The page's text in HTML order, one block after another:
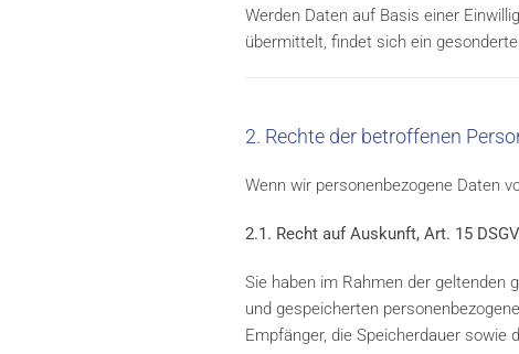
Werden Daten auf Basis einer
übermittelt, findet sich ein
2. Rechte der betroffenen
Wenn wir personenbezogene Daten
2.1. Recht auf Auskunft, Art. 15
Sie haben im Rahmen der geltenden
und gespeicherten
Empfänger, die Speicherdauer sowie